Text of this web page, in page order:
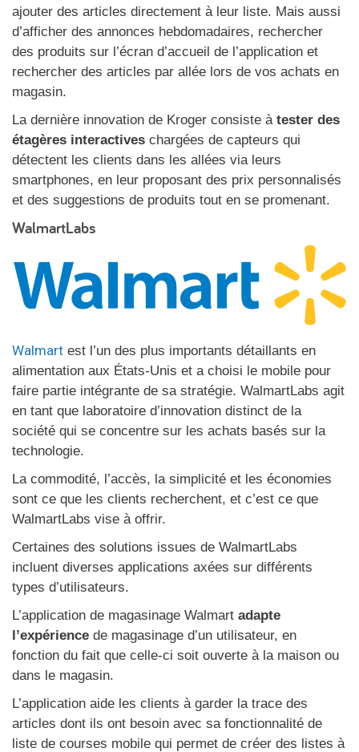
ajouter des articles directement à leur liste. Mais aussi
d’afficher des annonces hebdomadaires, rechercher
des produits sur l’écran d’accueil de l’application et
rechercher des articles par allée lors de vos achats en
magasin.
La dernière innovation de Kroger consiste à tester des
étagères interactives chargées de capteurs qui
détectent les clients dans les allées via leurs
smartphones, en leur proposant des prix personnalisés
et des suggestions de produits tout en se promenant.
WalmartLabs
Walmart est l’un des plus importants détaillants en
alimentation aux États-Unis et a choisi le mobile pour
faire partie intégrante de sa stratégie. WalmartLabs agit
en tant que laboratoire d’innovation distinct de la
société qui se concentre sur les achats basés sur la
technologie.
La commodité, l’accès, la simplicité et les économies
sont ce que les clients recherchent, et c’est ce que
WalmartLabs vise à offrir.
Certaines des solutions issues de WalmartLabs
incluent diverses applications axées sur différents
types d’utilisateurs.
L’application de magasinage Walmart adapte
l’expérience de magasinage d’un utilisateur, en
fonction du fait que celle-ci soit ouverte à la maison ou
dans le magasin.
L’application aide les clients à garder la trace des
articles dont ils ont besoin avec sa fonctionnalité de
liste de courses mobile qui permet de créer des listes à